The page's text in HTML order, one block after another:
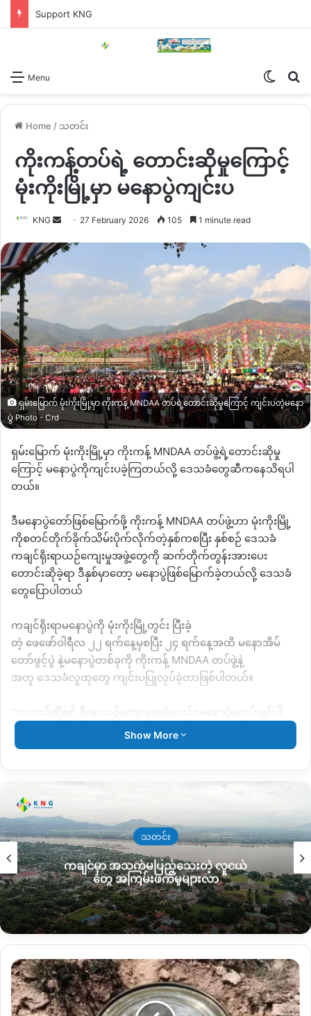
Support KNG
Menu
Home / သတင်း
ကိုးကန့်တပ်ရဲ့ တောင်းဆိုမှုကြောင့်
မုံးကိုးမြို့မှာ မနောပွဲကျင်းပ
KNG
Send
email
27 February 2026 105 1 minute read
ရှမ်းမြောက် မုံးကိုးမြို့မှာ ကိုးကန့် MNDAA တပ်ရဲ့တောင်းဆိုမှုကြောင့် ကျင်းပတဲ့မနော
ပွဲ Photo - Crd
ရှမ်းမြောက် မုံးကိုးမြို့မှာ ကိုးကန့် MNDAA တပ်ဖွဲ့ရဲ့တောင်းဆိုမှု
ကြောင့် မနောပွဲကိုကျင်းပခဲ့ကြတယ်လို့ ဒေသခံတွေဆီကနေသိရပါ
တယ်။
ဒီမနောပွဲတော်ဖြစ်မြောက်ဖို့ ကိုးကန့် MNDAA တပ်ဖွဲ့ဟာ မုံးကိုးမြို့
ကိုစတင်တိုက်ခိုက်သိမ်းပိုက်လိုက်တဲ့နှစ်ကစပြီး နှစ်စဉ် ဒေသခံ
ကချင်ရိုးရာယဉ်ကျေးမှုအဖွဲ့တွေကို ဆက်တိုက်တွန်းအားပေး
တောင်းဆိုခဲ့ရာ ဒီနှစ်မှာတော့ မနောပွဲဖြစ်မြောက်ခဲ့တယ်လို့ ဒေသခံ
တွေပြောပါတယ်
ကချင်ရိုးရာမနောပွဲကို မုံးကိုးမြို့တွင်း ပြီးခဲ့
တဲ့ ဖေဖော်ဝါရီလ ၂၂ ရက်နေ့မှစပြီး ၂၄ ရက်နေ့အထိ မနောအိမ်
တော်ဖွင့်ပွဲ နဲ့မနောပွဲတစ်ခုကို ကိုးကန့် MNDAA တပ်ဖွဲ့နဲ့
အတူ ဒေသခံလူထုတွေ ကျင်းပပြုလုပ်ခဲ့တာဖြစ်ပါတယ်။
ဘူး။
ပြည်သူတွေလည်း
အချိန်၊ သွေးစွန်းနေကြရတဲ့ကာလဖြစ်နေလို့ မနောပွဲမလုပ်သင့်
လည်း
မလွတ်တော့
ဘူးပေါ့။ ကိုးကန့်ကလည်း
တော့ မနောအကပွဲ ပြုလုပ်ပေးဖို့
ပွဲ
ကတော့ အဓိကမနောအိမ်တော်ဖွင့်ပွဲ အဖြစ် မနောပွဲ ကျင့်ပခဲ့ခြင်း
ဖြစ်ပါတယ်”လို့ မုံးကိုးဒေသခံအမျိုးသားတစ်ဦးကပြောပါတယ်။
မနောပွဲဆိုတာ အဓိပ္ပာယ်ဖွင့်ဆိုချက်အမျိုးမျိုးရှိပြီးPadang
manau(အောင်ပွဲခံ မနောပွဲ) Sut manau, Kungdawn manau,
Hpaji manau,စသဖြင့် အဓိပ္ပာယ်လိုက် ပြုလုပ်ရတဲ့အပြင် မုံးကိုး
မြို့မှာ ကချင်ရိုးရာယဉ်ကျေးမှုအဖွဲ့ရဲ့ မနောအိမ်တော်လည်းမရှိ
ကို နှစ်စဉ်ငြင်းဆိုခဲ့တာလို့ သိရပါတယ်။
ဒါပေမဲ့ ၂၀၂၅ ခုနှစ် အောက်တိုဘာလမှာတော့ ကိုးကန့်ဘက်မှ မနော
Show More
သတင်း
ကချင်မှာ အသက်မပြည့်သေးတဲ့ လူငယ်
တွေ အကြမ်းဖက်မှုများလာ
မြန်မာနိုင်ငံ
ဟာ
ကမ္ဘာ
တစ်